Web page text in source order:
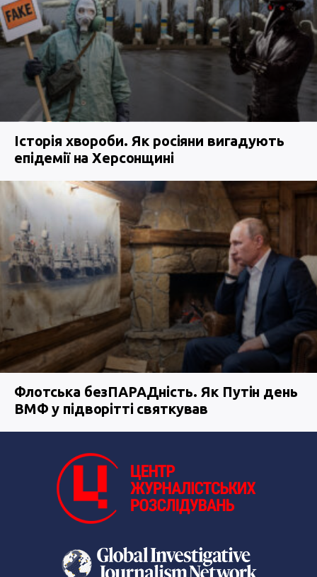
Історія хвороби. Як росіяни вигадують
епідемії на Херсонщині
Флотська безПАРАДність. Як Путін день
ВМФ у підворітті святкував